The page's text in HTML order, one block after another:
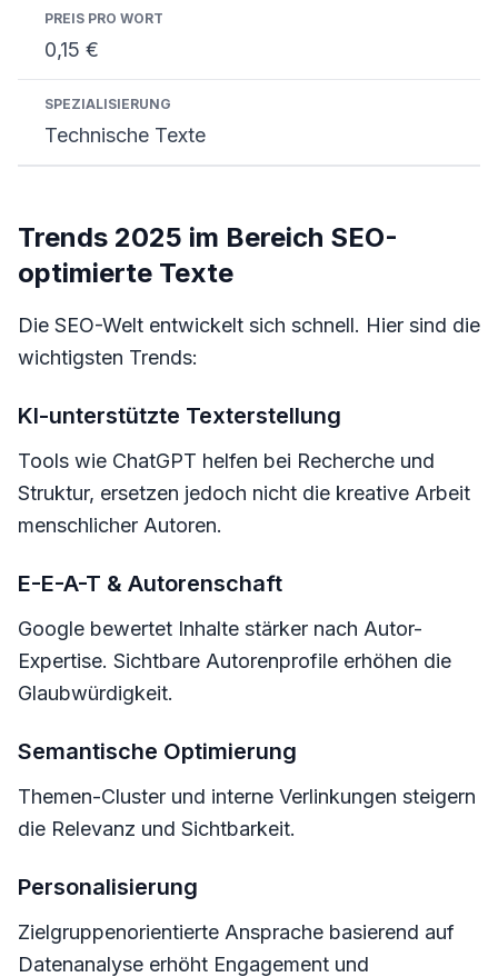
0,15 €
Technische Texte
Trends 2025 im Bereich SEO-
optimierte Texte
Die SEO-Welt entwickelt sich schnell. Hier sind die
wichtigsten Trends:
KI-unterstützte Texterstellung
Tools wie ChatGPT helfen bei Recherche und
Struktur, ersetzen jedoch nicht die kreative Arbeit
menschlicher Autoren.
E-E-A-T & Autorenschaft
Google bewertet Inhalte stärker nach Autor-
Expertise. Sichtbare Autorenprofile erhöhen die
Glaubwürdigkeit.
Semantische Optimierung
Themen-Cluster und interne Verlinkungen steigern
die Relevanz und Sichtbarkeit.
Personalisierung
Zielgruppenorientierte Ansprache basierend auf
Datenanalyse erhöht Engagement und